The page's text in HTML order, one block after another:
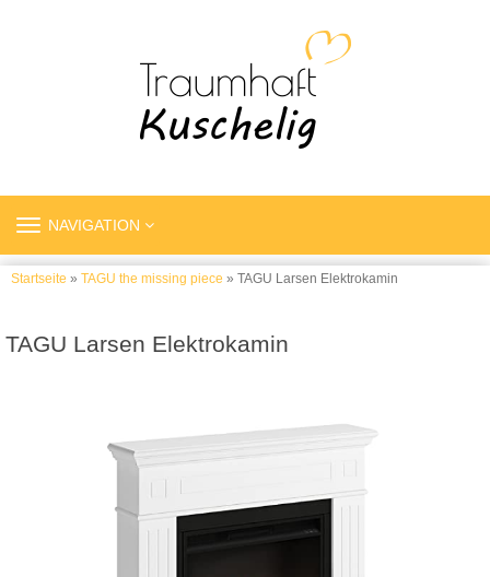
TOGGLE
NAVIGATION
Startseite » TAGU the missing piece » TAGU Larsen Elektrokamin
TAGU Larsen Elektrokamin